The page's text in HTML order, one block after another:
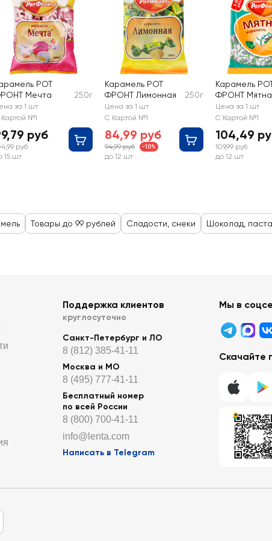
РОТ
Мечта
250г
за 1 шт
№1
руб
руб
15 шт
Карамель РОТ
ФРОНТ Лимонная
250г
Цена за 1 шт
С Картой №1
84,99 руб
94,99 руб -10%
до 12 шт
Карамель
ФРОНТ
Цена за 1 шт
С Картой №1
104,49
109,99 руб
до 12 шт
Товары до 99 рублей Сладости, снеки Шоколад,
Поддержка клиентов
круглосуточно
Санкт-Петербург и ЛО
8 (812) 385-41-11
Москва и МО
8 (495) 777-41-11
Бесплатный номер
по всей России
8 (800) 700-41-11
info@lenta.com
Написать в Telegram
Мы в
Скачайте